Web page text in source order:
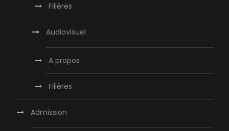
Filières
Audiovisuel
A propos
Filières
Admission